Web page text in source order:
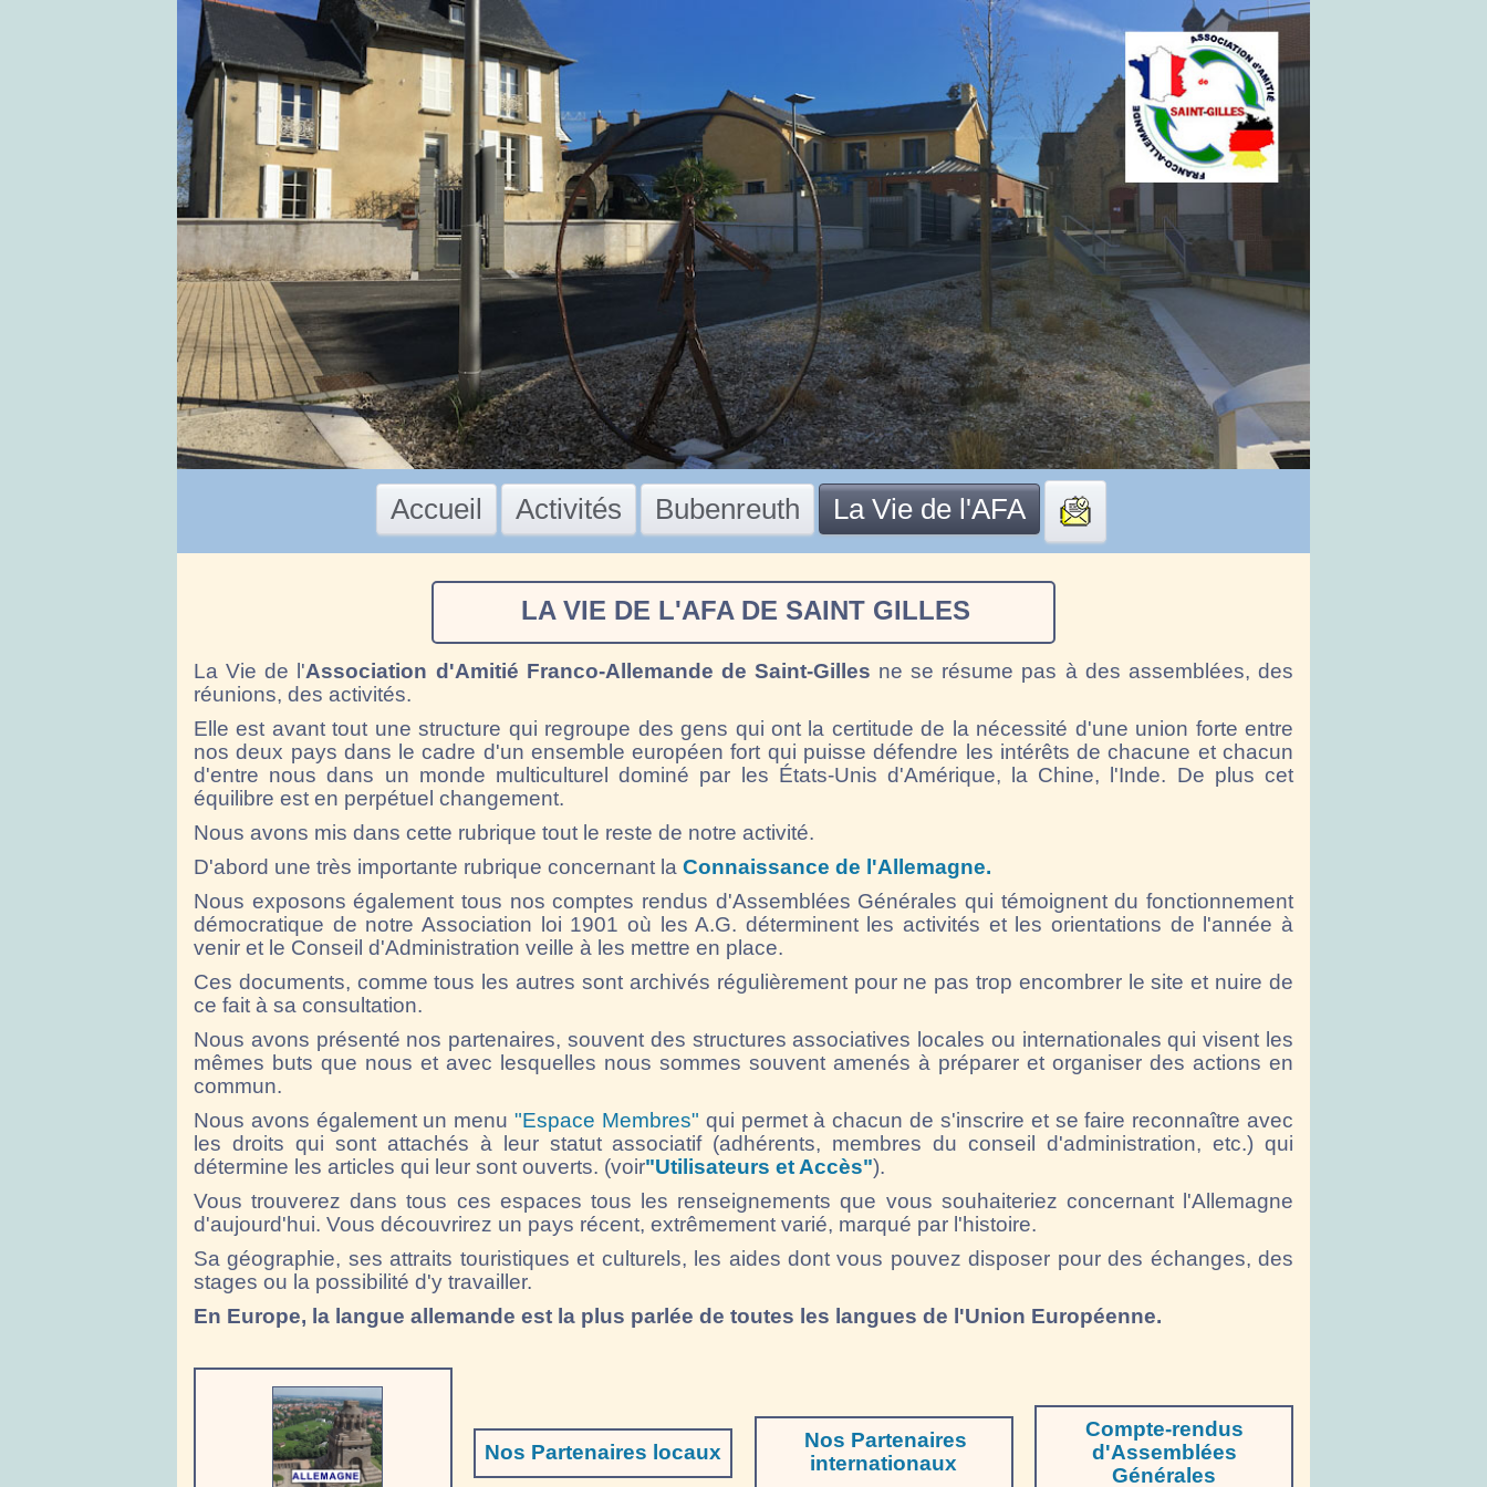
Accueil Activités Bubenreuth La Vie de l'AFA
LA VIE DE L'AFA DE SAINT GILLES
La Vie de l'Association d'Amitié Franco-Allemande de Saint-Gilles ne se résume pas à des assemblées, des
réunions, des activités.
Elle est avant tout une structure qui regroupe des gens qui ont la certitude de la nécessité d'une union forte entre
nos deux pays dans le cadre d'un ensemble européen fort qui puisse défendre les intérêts de chacune et chacun
d'entre nous dans un monde multiculturel dominé par les États-Unis d'Amérique, la Chine, l'Inde. De plus cet
équilibre est en perpétuel changement.
Nous avons mis dans cette rubrique tout le reste de notre activité.
D'abord une très importante rubrique concernant la Connaissance de l'Allemagne.
Nous exposons également tous nos comptes rendus d'Assemblées Générales qui témoignent du fonctionnement
démocratique de notre Association loi 1901 où les A.G. déterminent les activités et les orientations de l'année à
venir et le Conseil d'Administration veille à les mettre en place.
Ces documents, comme tous les autres sont archivés régulièrement pour ne pas trop encombrer le site et nuire de
ce fait à sa consultation.
Nous avons présenté nos partenaires, souvent des structures associatives locales ou internationales qui visent les
mêmes buts que nous et avec lesquelles nous sommes souvent amenés à préparer et organiser des actions en
commun.
Nous avons également un menu "Espace Membres" qui permet à chacun de s'inscrire et se faire reconnaître avec
les droits qui sont attachés à leur statut associatif (adhérents, membres du conseil d'administration, etc.) qui
détermine les articles qui leur sont ouverts. (voir"Utilisateurs et Accès").
Vous trouverez dans tous ces espaces tous les renseignements que vous souhaiteriez concernant l'Allemagne
d'aujourd'hui. Vous découvrirez un pays récent, extrêmement varié, marqué par l'histoire.
Sa géographie, ses attraits touristiques et culturels, les aides dont vous pouvez disposer pour des échanges, des
stages ou la possibilité d'y travailler.
En Europe, la langue allemande est la plus parlée de toutes les langues de l'Union Européenne.
Nos Partenaires locaux
Nos Partenaires
internationaux
Compte-rendus
d'Assemblées
Générales